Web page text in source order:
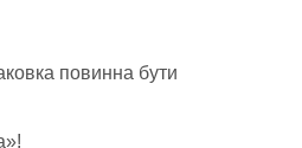
повинна бути